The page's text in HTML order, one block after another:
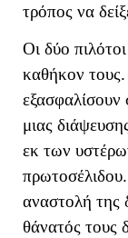
τρόπος να
Οι δύο
καθήκον
εξασφαλίσουν
μιας
εκ των
πρωτοσέλιδου.
αναστολή της
θάνατός τους